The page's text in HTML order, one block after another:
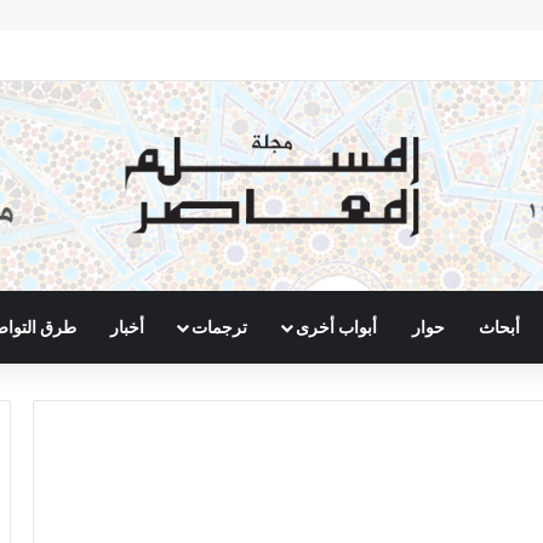
أبحاث حوار أبواب أخرى ترجمات أخبار طرق